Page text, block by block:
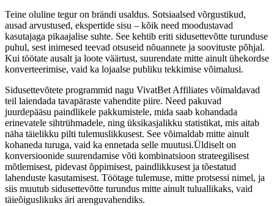
Teine oluline tegur on brändi usaldus. Sotsiaalsed võrgustikud,
ausad arvustused, ekspertide sisu – kõik need moodustavad
kasutajaga pikaajalise suhte. See kehtib eriti sidusettevõtte turunduse
puhul, sest inimesed teevad otsuseid nõuannete ja soovituste põhjal.
Kui töötate ausalt ja loote väärtust, suurendate mitte ainult ühekordse
konverteerimise, vaid ka lojaalse publiku tekkimise võimalusi.
Sidusettevõtete programmid nagu VivatBet Affiliates võimaldavad
teil laiendada tavapäraste vahendite piire. Need pakuvad
juurdepääsu paindlikele pakkumistele, mida saab kohandada
erinevatele sihtrühmadele, ning üksikasjalikku statistikat, mis aitab
näha täielikku pilti tulemuslikkusest. See võimaldab mitte ainult
kohaneda turuga, vaid ka ennetada selle muutusi.Üldiselt on
konversioonide suurendamise võti kombinatsioon strateegilisest
mõtlemisest, pidevast õppimisest, paindlikkusest ja tõestatud
lahenduste kasutamisest. Töötage tulemuse, mitte protsessi nimel, ja
siis muutub sidusettevõtte turundus mitte ainult tuluallikaks, vaid
täieõiguslikuks äri arenguvahendiks.